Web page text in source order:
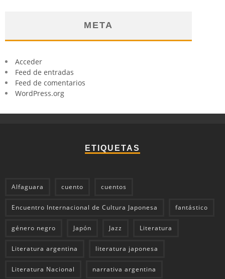
META
Acceder
Feed de entradas
Feed de comentarios
WordPress.org
ETIQUETAS
Alfaguara cuento cuentos
Encuentro Internacional de Cultura Japonesa fantástico
género negro Japón Jazz Literatura
Literatura argentina literatura japonesa
Literatura Nacional narrativa argentina